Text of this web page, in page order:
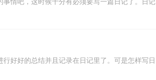
情吧，这时候十分有必须要写一篇日记了。日记
好好的总结并且记录在日记里了。可是怎样写日